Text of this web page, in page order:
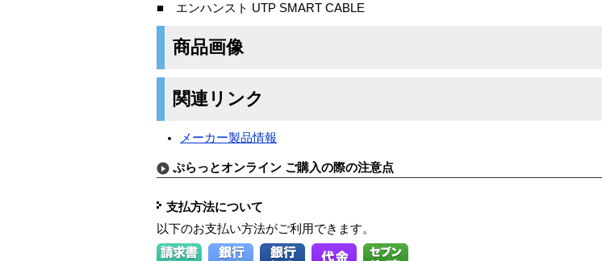
■ エンハンスト UTP SMART CABLE
商品画像
関連リンク
メーカー製品情報
ぷらっとオンライン ご購入の際の注意点
支払方法について
以下のお支払い方法がご利用できます。